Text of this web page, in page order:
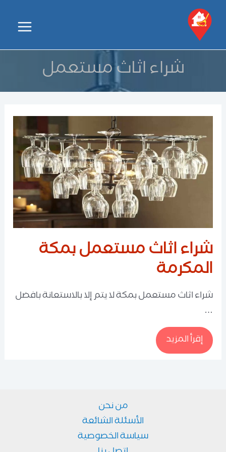
تخطي
المحتوى
Main
شراء اثاث مستعمل
شراء اثاث مستعمل بمكة
المكرمة
شراء اثاث مستعمل بمكة لا يتم إلا بالاستعانة بافضل
…
شراء
اثاث
مستعمل
إقرأ المزيد
من نحن
الأسئلة الشائعة
سياسة الخصوصية